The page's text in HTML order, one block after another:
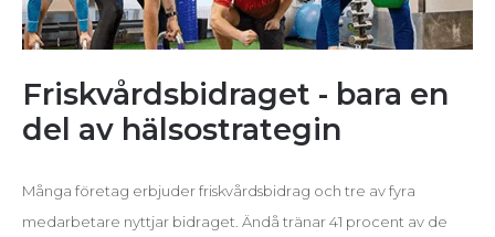
Friskvårdsbidraget - bara en
del av hälsostrategin
Många företag erbjuder friskvårdsbidrag och tre av fyra
medarbetare nyttjar bidraget. Ändå tränar 41 procent av de